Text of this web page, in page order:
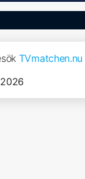
TVmatchen.nu